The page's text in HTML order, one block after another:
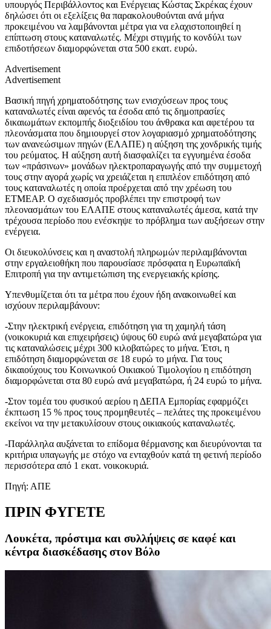
υπουργός Περιβάλλοντος και Ενέργειας Κώστας Σκρέκας έχουν
δηλώσει ότι οι εξελίξεις θα παρακολουθούνται ανά μήνα
προκειμένου να λαμβάνονται μέτρα για να ελαχιστοποιηθεί η
επίπτωση στους καταναλωτές. Μέχρι στιγμής το κονδύλι των
επιδοτήσεων διαμορφώνεται στα 500 εκατ. ευρώ.
Advertisement
Advertisement
Βασική πηγή χρηματοδότησης των ενισχύσεων προς τους
καταναλωτές είναι αφενός τα έσοδα από τις δημοπρασίες
δικαιωμάτων εκπομπής διοξειδίου του άνθρακα και αφετέρου τα
πλεονάσματα που δημιουργεί στον λογαριασμό χρηματοδότησης
των ανανεώσιμων πηγών (ΕΛΑΠΕ) η αύξηση της χονδρικής τιμής
του ρεύματος. Η αύξηση αυτή διασφαλίζει τα εγγυημένα έσοδα
των «πράσινων» μονάδων ηλεκτροπαραγωγής από την συμμετοχή
τους στην αγορά χωρίς να χρειάζεται η επιπλέον επιδότηση από
τους καταναλωτές η οποία προέρχεται από την χρέωση του
ΕΤΜΕΑΡ. Ο σχεδιασμός προβλέπει την επιστροφή των
πλεονασμάτων του ΕΛΑΠΕ στους καταναλωτές άμεσα, κατά την
τρέχουσα περίοδο που ενέσκηψε το πρόβλημα των αυξήσεων στην
ενέργεια.
Οι διευκολύνσεις και η αναστολή πληρωμών περιλαμβάνονται
στην εργαλειοθήκη που παρουσίασε πρόσφατα η Ευρωπαϊκή
Επιτροπή για την αντιμετώπιση της ενεργειακής κρίσης.
Υπενθυμίζεται ότι τα μέτρα που έχουν ήδη ανακοινωθεί και
ισχύουν περιλαμβάνουν:
-Στην ηλεκτρική ενέργεια, επιδότηση για τη χαμηλή τάση
(νοικοκυριά και επιχειρήσεις) ύψους 60 ευρώ ανά μεγαβατώρα για
τις καταναλώσεις μέχρι 300 κιλοβατώρες το μήνα. Έτσι, η
επιδότηση διαμορφώνεται σε 18 ευρώ το μήνα. Για τους
δικαιούχους του Κοινωνικού Οικιακού Τιμολογίου η επιδότηση
διαμορφώνεται στα 80 ευρώ ανά μεγαβατώρα, ή 24 ευρώ το μήνα.
-Στον τομέα του φυσικού αερίου η ΔΕΠΑ Εμπορίας εφαρμόζει
έκπτωση 15 % προς τους προμηθευτές – πελάτες της προκειμένου
εκείνοι να την μετακυλίσουν στους οικιακούς καταναλωτές.
-Παράλληλα αυξάνεται το επίδομα θέρμανσης και διευρύνονται τα
κριτήρια υπαγωγής με στόχο να ενταχθούν κατά τη φετινή περίοδο
περισσότερα από 1 εκατ. νοικοκυριά.
Πηγή: ΑΠΕ
ΠΡΙΝ ΦΥΓΕΤΕ
Λουκέτα, πρόστιμα και συλλήψεις σε καφέ και
κέντρα διασκέδασης στον Βόλο